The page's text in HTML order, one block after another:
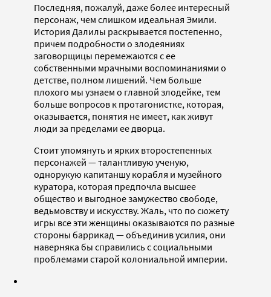
Последняя, пожалуй, даже более интересный
персонаж, чем слишком идеальная Эмили.
История Далилы раскрывается постепенно,
причем подробности о злодеяниях
заговорщицы перемежаются с ее
собственными мрачными воспоминаниями о
детстве, полном лишений. Чем больше
плохого мы узнаем о главной злодейке, тем
больше вопросов к протагонистке, которая,
оказывается, понятия не имеет, как живут
люди за пределами ее дворца.
Стоит упомянуть и ярких второстепенных
персонажей — талантливую ученую,
однорукую капитаншу корабля и музейного
куратора, которая предпочла высшее
общество и выгодное замужество свободе,
ведьмовству и искусству. Жаль, что по сюжету
игры все эти женщины оказываются по разные
стороны баррикад — объединив усилия, они
наверняка бы справились с социальными
проблемами старой колониальной империи.